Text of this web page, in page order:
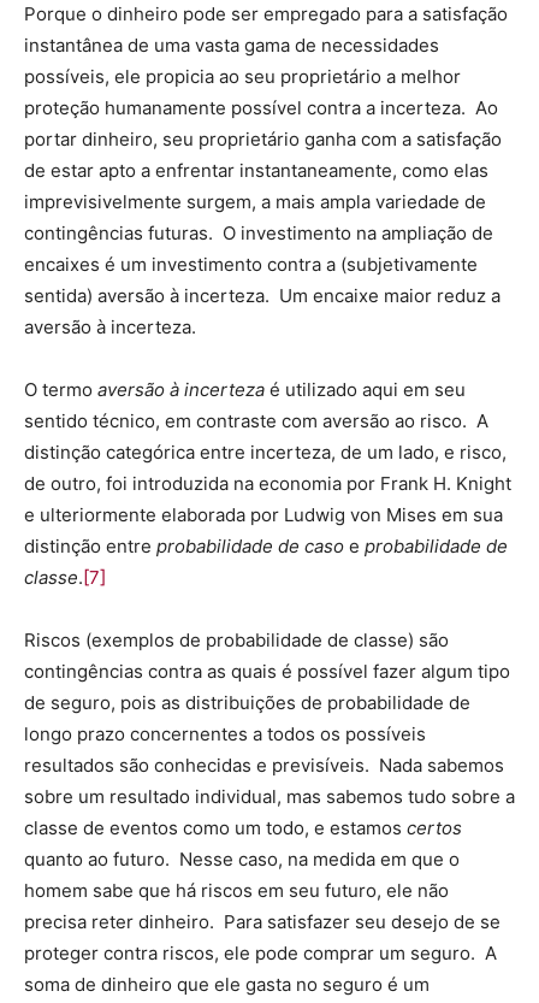
Porque o dinheiro pode ser empregado para a satisfação
instantânea de uma vasta gama de necessidades
possíveis, ele propicia ao seu proprietário a melhor
proteção humanamente possível contra a incerteza. Ao
portar dinheiro, seu proprietário ganha com a satisfação
de estar apto a enfrentar instantaneamente, como elas
imprevisivelmente surgem, a mais ampla variedade de
contingências futuras. O investimento na ampliação de
encaixes é um investimento contra a (subjetivamente
sentida) aversão à incerteza. Um encaixe maior reduz a
aversão à incerteza.
O termo aversão à incerteza é utilizado aqui em seu
sentido técnico, em contraste com aversão ao risco. A
distinção categórica entre incerteza, de um lado, e risco,
de outro, foi introduzida na economia por Frank H. Knight
e ulteriormente elaborada por Ludwig von Mises em sua
distinção entre probabilidade de caso e probabilidade de
classe.[7]
Riscos (exemplos de probabilidade de classe) são
contingências contra as quais é possível fazer algum tipo
de seguro, pois as distribuições de probabilidade de
longo prazo concernentes a todos os possíveis
resultados são conhecidas e previsíveis. Nada sabemos
sobre um resultado individual, mas sabemos tudo sobre a
classe de eventos como um todo, e estamos certos
quanto ao futuro. Nesse caso, na medida em que o
homem sabe que há riscos em seu futuro, ele não
precisa reter dinheiro. Para satisfazer seu desejo de se
proteger contra riscos, ele pode comprar um seguro. A
soma de dinheiro que ele gasta no seguro é um